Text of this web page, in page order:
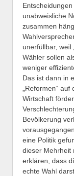
unabweisliche
zusammen
unerfüllbar, weil
Wähler sollen
weniger
Das ist dann in
„Reformen“
Wirtschaft
Bevölkerung
eine Politik
dieser Mehrheit
erklären, dass
echte Wahl